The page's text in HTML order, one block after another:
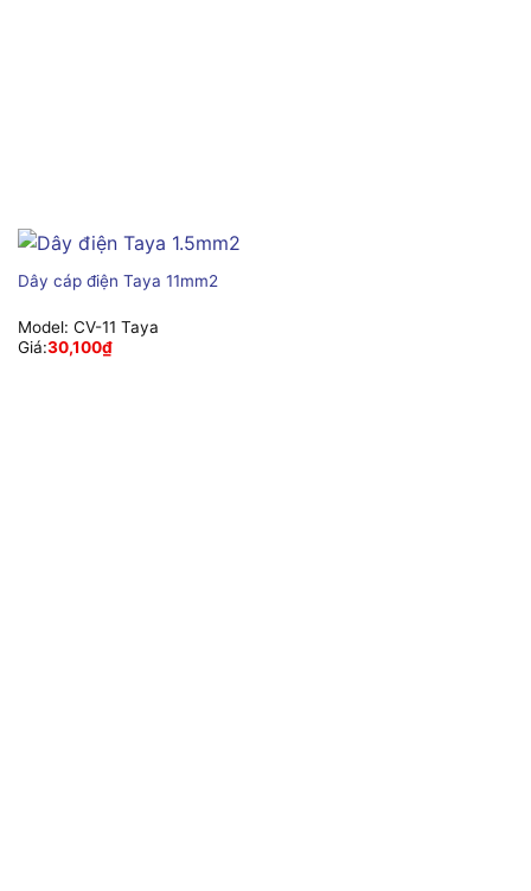
Dây cáp điện Taya 11mm2
Model: CV-11 Taya
Giá:30,100₫